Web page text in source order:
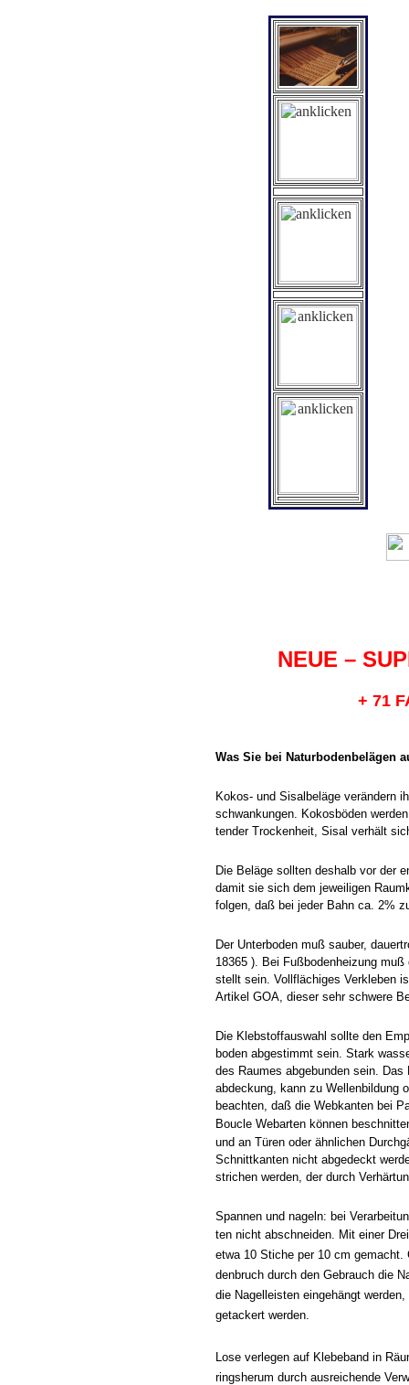
NEUE –
+ 71
Was Sie bei Naturbodenbelägen
Kokos- und Sisalbeläge verändern
schwankungen. Kokosböden
tender Trockenheit, Sisal verhält
Die Beläge sollten deshalb vor der
damit sie sich dem jeweiligen
folgen, daß bei jeder Bahn ca. 2%
Der Unterboden muß sauber,
18365 ). Bei Fußbodenheizung
stellt sein. Vollflächiges Verkleben
Artikel GOA, dieser sehr schwere
Die Klebstoffauswahl sollte den
boden abgestimmt sein. Stark
des Raumes abgebunden sein.
abdeckung, kann zu Wellenbildung
beachten, daß die Webkanten bei
Boucle Webarten können
und an Türen oder ähnlichen
Schnittkanten nicht abgedeckt
strichen werden, der durch
Spannen und nageln: bei
ten nicht abschneiden. Mit einer
etwa 10 Stiche per 10 cm
denbruch durch den Gebrauch die
die Nagelleisten eingehängt
getackert werden.
Lose verlegen auf Klebeband in
ringsherum durch ausreichende